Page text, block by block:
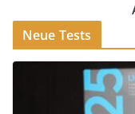
Neue Tests